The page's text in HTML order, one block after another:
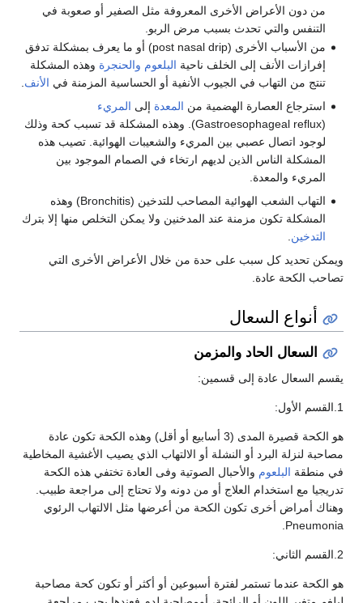
من دون الأعراض الأخرى المعروفة مثل الصفير أو صعوبة في
التنفس والتي تحدث بسبب مرض الربو.
من الأسباب الأخرى (post nasal drip) أو ما يعرف بمشكلة تدفق
إفرازات الأنف إلى الخلف ناحية البلعوم والحنجرة وهذه المشكلة
تنتج من التهاب في الجيوب الأنفية أو الحساسية المزمنة في الأنف.
استرجاع العصارة الهضمية من المعدة إلى المريء
(Gastroesophageal reflux). وهذه المشكلة قد تسبب كحة وذلك
لوجود اتصال عصبي بين المريء والشعيبات الهوائية. تصيب هذه
المشكلة الناس الذين لديهم ارتخاء في الصمام الموجود بين
المريء والمعدة.
التهاب الشعب الهوائية المصاحب للتدخين (Bronchitis) وهذه
المشكلة تكون مزمنة عند المدخنين ولا يمكن التخلص منها إلا بترك
التدخين.
ويمكن تحديد كل سبب على حدة من خلال الأعراض الأخرى التي
تصاحب الكحة عادة.
أنواع السعال
السعال الحاد والمزمن
يقسم السعال عادة إلى قسمين:
1.القسم الأول:
هو الكحة قصيرة المدى (3 أسابيع أو أقل) وهذه الكحة تكون عادة
مصاحبة لنزلة البرد أو النشلة أو الالتهاب الذي يصيب الأغشية المخاطية
في منطقة البلعوم والأحبال الصوتية وفى العادة تختفي هذه الكحة
تدريجيا مع استخدام العلاج أو من دونه ولا تحتاج إلى مراجعة طبيب.
وهناك أمراض أخرى تكون الكحة من أعرضها مثل الالتهاب الرئوي
Pneumonia.
2.القسم الثاني:
هو الكحة عندما تستمر لفترة أسبوعين أو أكثر أو تكون كحة مصاحبة